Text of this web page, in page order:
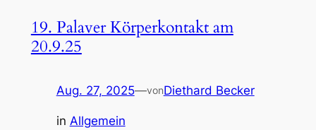
19. Palaver Körperkontakt am
20.9.25
Aug. 27, 2025—vonDiethard Becker
in Allgemein